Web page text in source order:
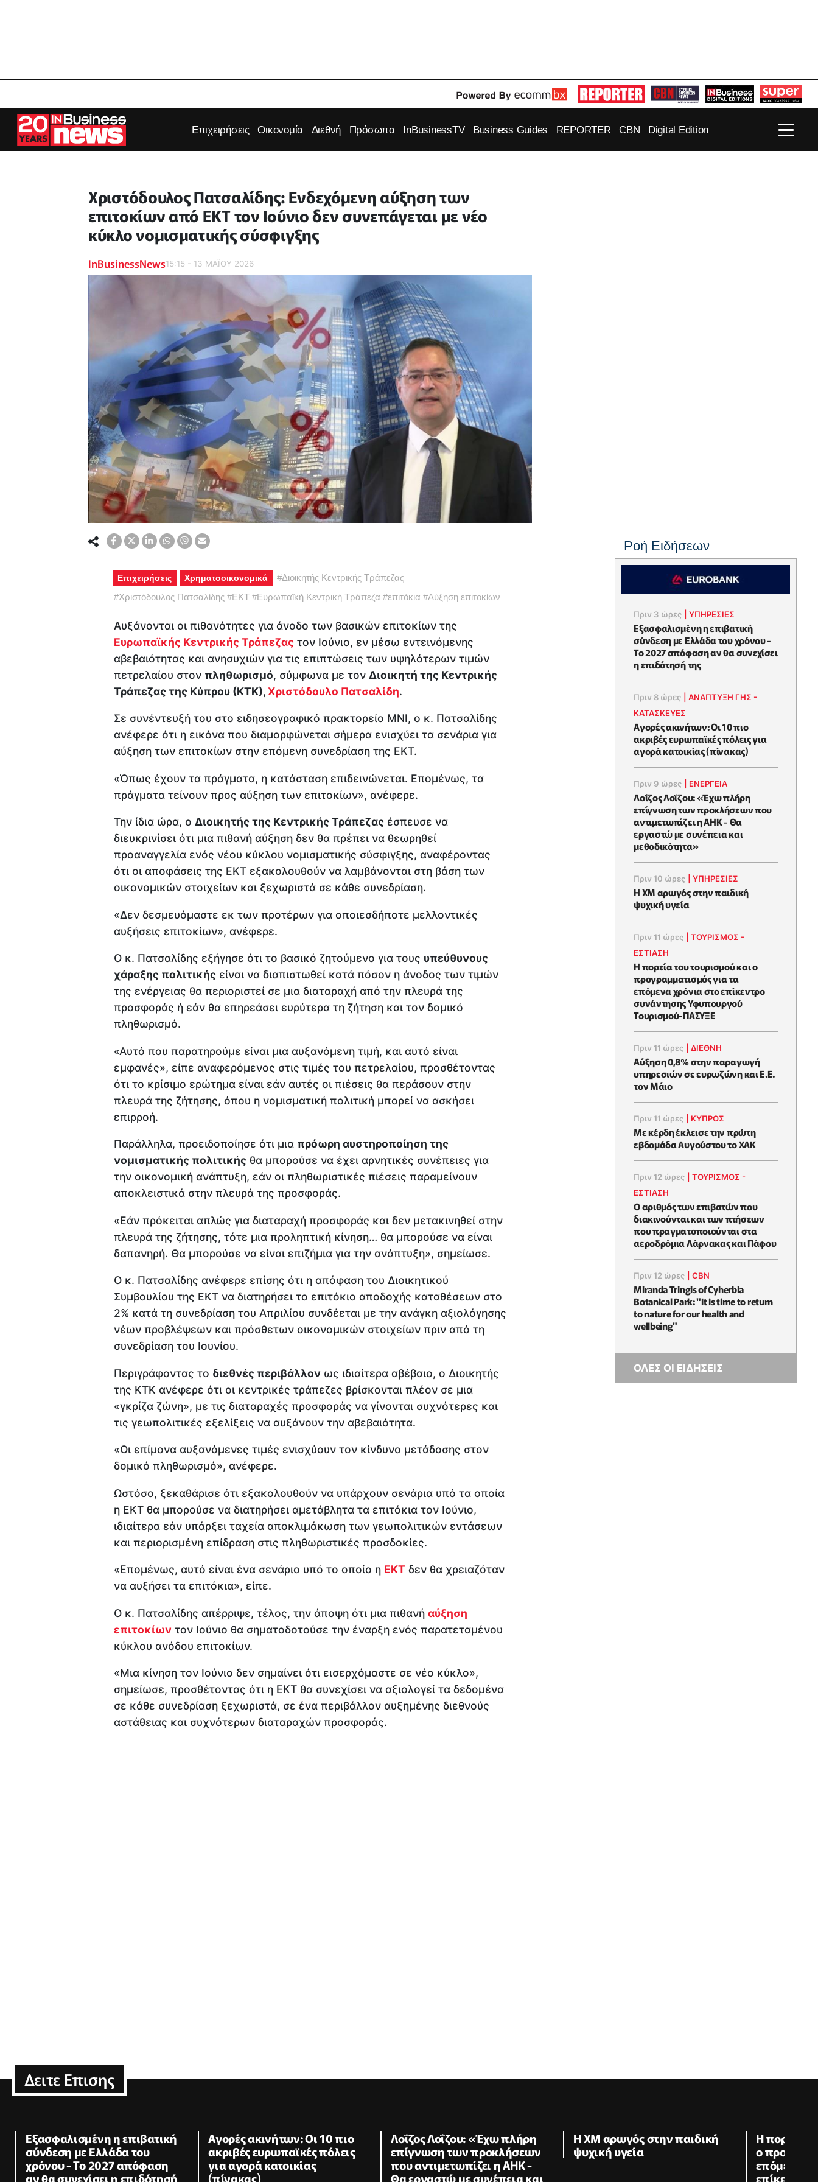
Επιχειρήσεις Οικονομία Διεθνή Πρόσωπα InBusinessTV Business Guides REPORTER CBN Digital Edition
Χριστόδουλος Πατσαλίδης: Ενδεχόμενη αύξηση των
επιτοκίων από ΕΚΤ τον Ιούνιο δεν συνεπάγεται με νέο
κύκλο νομισματικής σύσφιγξης
InBusinessNews15:15 - 13 ΜΑΪ́ΟΥ 2026
Επιχειρήσεις Χρηματοοικονομικά #Διοικητής Κεντρικής Τράπεζας
#Χριστόδουλος Πατσαλίδης #ΕΚΤ #Ευρωπαϊκή Κεντρική Τράπεζα #επιτόκια #Αύξηση επιτοκίων
Αυξάνονται οι πιθανότητες για άνοδο των βασικών επιτοκίων της
Ευρωπαϊκής Κεντρικής Τράπεζας τον Ιούνιο, εν μέσω εντεινόμενης
αβεβαιότητας και ανησυχιών για τις επιπτώσεις των υψηλότερων τιμών
πετρελαίου στον πληθωρισμό, σύμφωνα με τον Διοικητή της Κεντρικής
Τράπεζας της Κύπρου (ΚΤΚ),Χριστόδουλο Πατσαλίδη.
Σε συνέντευξή του στο ειδησεογραφικό πρακτορείο MNI, ο κ. Πατσαλίδης
ανέφερε ότι η εικόνα που διαμορφώνεται σήμερα ενισχύει τα σενάρια για
αύξηση των επιτοκίων στην επόμενη συνεδρίαση της ΕΚΤ.
«Όπως έχουν τα πράγματα, η κατάσταση επιδεινώνεται. Επομένως, τα
πράγματα τείνουν προς αύξηση των επιτοκίων», ανέφερε.
Την ίδια ώρα, ο Διοικητής της Κεντρικής Τράπεζας έσπευσε να
διευκρινίσει ότι μια πιθανή αύξηση δεν θα πρέπει να θεωρηθεί
προαναγγελία ενός νέου κύκλου νομισματικής σύσφιγξης, αναφέροντας
ότι οι αποφάσεις της ΕΚΤ εξακολουθούν να λαμβάνονται στη βάση των
οικονομικών στοιχείων και ξεχωριστά σε κάθε συνεδρίαση.
«Δεν δεσμευόμαστε εκ των προτέρων για οποιεσδήποτε μελλοντικές
αυξήσεις επιτοκίων», ανέφερε.
Ο κ. Πατσαλίδης εξήγησε ότι το βασικό ζητούμενο για τους υπεύθυνους
χάραξης πολιτικής είναι να διαπιστωθεί κατά πόσον η άνοδος των τιμών
της ενέργειας θα περιοριστεί σε μια διαταραχή από την πλευρά της
προσφοράς ή εάν θα επηρεάσει ευρύτερα τη ζήτηση και τον δομικό
πληθωρισμό.
«Αυτό που παρατηρούμε είναι μια αυξανόμενη τιμή, και αυτό είναι
εμφανές», είπε αναφερόμενος στις τιμές του πετρελαίου, προσθέτοντας
ότι το κρίσιμο ερώτημα είναι εάν αυτές οι πιέσεις θα περάσουν στην
πλευρά της ζήτησης, όπου η νομισματική πολιτική μπορεί να ασκήσει
επιρροή.
Παράλληλα, προειδοποίησε ότι μια πρόωρη αυστηροποίηση της
νομισματικής πολιτικής θα μπορούσε να έχει αρνητικές συνέπειες για
την οικονομική ανάπτυξη, εάν οι πληθωριστικές πιέσεις παραμείνουν
αποκλειστικά στην πλευρά της προσφοράς.
«Εάν πρόκειται απλώς για διαταραχή προσφοράς και δεν μετακινηθεί στην
πλευρά της ζήτησης, τότε μια προληπτική κίνηση… θα μπορούσε να είναι
δαπανηρή. Θα μπορούσε να είναι επιζήμια για την ανάπτυξη», σημείωσε.
Ο κ. Πατσαλίδης ανέφερε επίσης ότι η απόφαση του Διοικητικού
Συμβουλίου της ΕΚΤ να διατηρήσει το επιτόκιο αποδοχής καταθέσεων στο
2% κατά τη συνεδρίαση του Απριλίου συνδέεται με την ανάγκη αξιολόγησης
νέων προβλέψεων και πρόσθετων οικονομικών στοιχείων πριν από τη
συνεδρίαση του Ιουνίου.
Περιγράφοντας το διεθνές περιβάλλον ως ιδιαίτερα αβέβαιο, ο Διοικητής
της ΚΤΚ ανέφερε ότι οι κεντρικές τράπεζες βρίσκονται πλέον σε μια
«γκρίζα ζώνη», με τις διαταραχές προσφοράς να γίνονται συχνότερες και
τις γεωπολιτικές εξελίξεις να αυξάνουν την αβεβαιότητα.
«Οι επίμονα αυξανόμενες τιμές ενισχύουν τον κίνδυνο μετάδοσης στον
δομικό πληθωρισμό», ανέφερε.
Ωστόσο, ξεκαθάρισε ότι εξακολουθούν να υπάρχουν σενάρια υπό τα οποία
η ΕΚΤ θα μπορούσε να διατηρήσει αμετάβλητα τα επιτόκια τον Ιούνιο,
ιδιαίτερα εάν υπάρξει ταχεία αποκλιμάκωση των γεωπολιτικών εντάσεων
και περιορισμένη επίδραση στις πληθωριστικές προσδοκίες.
«Επομένως, αυτό είναι ένα σενάριο υπό το οποίο η ΕΚΤ δεν θα χρειαζόταν
να αυξήσει τα επιτόκια», είπε.
Ο κ. Πατσαλίδης απέρριψε, τέλος, την άποψη ότι μια πιθανή αύξηση
επιτοκίων τον Ιούνιο θα σηματοδοτούσε την έναρξη ενός παρατεταμένου
κύκλου ανόδου επιτοκίων.
«Μια κίνηση τον Ιούνιο δεν σημαίνει ότι εισερχόμαστε σε νέο κύκλο»,
σημείωσε, προσθέτοντας ότι η ΕΚΤ θα συνεχίσει να αξιολογεί τα δεδομένα
σε κάθε συνεδρίαση ξεχωριστά, σε ένα περιβάλλον αυξημένης διεθνούς
αστάθειας και συχνότερων διαταραχών προσφοράς.
Ροή Ειδήσεων
Πριν 3 ώρες |ΥΠΗΡΕΣΙΕΣ
Εξασφαλισμένη η επιβατική
σύνδεση με Ελλάδα του χρόνου -
Το 2027 απόφαση αν θα συνεχίσει
η επιδότησή της
Πριν 8 ώρες |ΑΝΑΠΤΥΞΗ ΓΗΣ -
ΚΑΤΑΣΚΕΥΕΣ
Αγορές ακινήτων: Οι 10 πιο
ακριβές ευρωπαϊκές πόλεις για
αγορά κατοικίας (πίνακας)
Πριν 9 ώρες ΕΝΈΡΓΕΙΑ
Λοΐζος Λοΐζου: «Έχω πλήρη
επίγνωση των προκλήσεων που
αντιμετωπίζει η ΑΗΚ - Θα
εργαστώ με συνέπεια και
μεθοδικότητα»
Πριν 10 ώρες |ΥΠΗΡΕΣΙΕΣ
Η XM αρωγός στην παιδική
ψυχική υγεία
Πριν 11 ώρες |ΤΟΥΡΙΣΜΟΣ -
ΕΣΤΙΑΣΗ
Η πορεία του τουρισμού και ο
προγραμματισμός για τα
επόμενα χρόνια στο επίκεντρο
συνάντησης Υφυπουργού
Τουρισμού-ΠΑΣΥΞΕ
Πριν 11 ώρες |ΔΙΕΘΝΗ
Αύξηση 0,8% στην παραγωγή
υπηρεσιών σε ευρωζώνη και Ε.Ε.
τον Μάιο
Πριν 11 ώρες ΚΥΠΡΟΣ
Με κέρδη έκλεισε την πρώτη
εβδομάδα Αυγούστου το ΧΑΚ
Πριν 12 ώρες |ΤΟΥΡΙΣΜΟΣ -
ΕΣΤΙΑΣΗ
Ο αριθμός των επιβατών που
διακινούνται και των πτήσεων
που πραγματοποιούνται στα
αεροδρόμια Λάρνακας και Πάφου
Πριν 12 ώρες |CBN
Miranda Tringis of Cyherbia
Botanical Park: "It is time to return
to nature for our health and
wellbeing"
ΟΛΕΣ ΟΙ ΕΙΔΗΣΕΙΣ
Δειτε Επισης
Εξασφαλισμένη η επιβατική
σύνδεση με Ελλάδα του
χρόνου - Το 2027 απόφαση
αν θα συνεχίσει η επιδότησή
Αγορές ακινήτων: Οι 10 πιο
ακριβές ευρωπαϊκές πόλεις
για αγορά κατοικίας
(πίνακας)
Λοΐζος Λοΐζου: «Έχω πλήρη
επίγνωση των προκλήσεων
που αντιμετωπίζει η ΑΗΚ -
Θα εργαστώ με συνέπεια και
Η XM αρωγός στην παιδική
ψυχική υγεία
Η πορεία
ο
επόμενα
επίκεντρο